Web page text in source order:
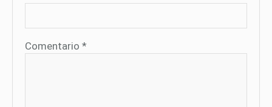
Comentario *